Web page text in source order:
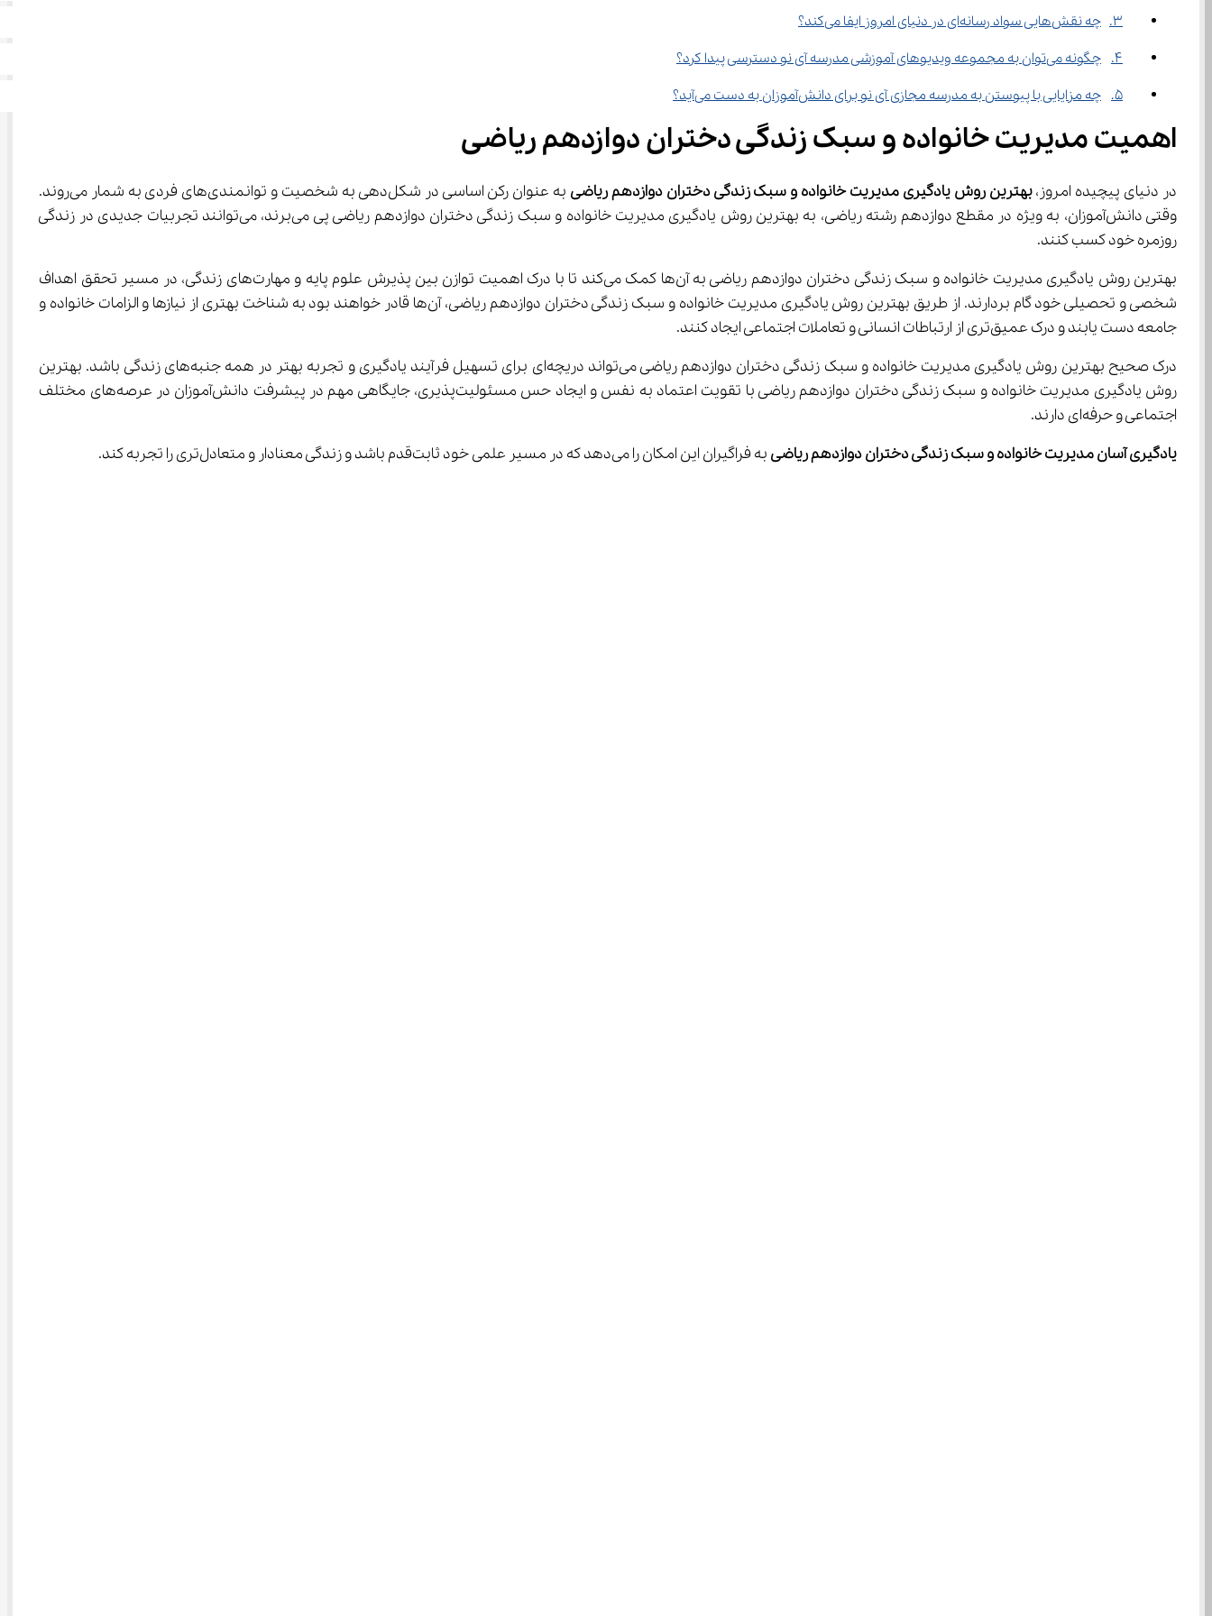
3.	چه نقش‌هایی سواد رسانه‌ای در دنیای امروز ایفا می‌کند؟
4.	چگونه می‌توان به مجموعه ویدیوهای آموزشی مدرسه آی نو دسترسی پیدا کرد؟
5.	چه مزایایی با پیوستن به مدرسه مجازی آی نو برای دانش‌آموزان به دست می‌آید؟
اهمیت مدیریت خانواده و سبک زندگی دختران دوازدهم ریاضی
در دنیای پیچیده امروز، بهترین روش یادگیری مدیریت خانواده و سبک زندگی دختران دوازدهم ریاضی
به عنوان رکن اساسی در شکل‌دهی به شخصیت و توانمندی‌های فردی به شمار می‌روند.
وقتی دانش‌آموزان، به ویژه در مقطع دوازدهم رشته ریاضی، به بهترین روش یادگیری مدیریت خانواده و سبک زندگی دختران دوازدهم ریاضی پی می‌برند، می‌توانند تجربیات جدیدی در زندگی
روزمره خود کسب کنند.
بهترین روش یادگیری مدیریت خانواده و سبک زندگی دختران دوازدهم ریاضی به آن‌ها کمک می‌کند تا با درک اهمیت توازن بین پذیرش علوم پایه و مهارت‌های زندگی، در مسیر تحقق اهداف
شخصی و تحصیلی خود گام بردارند. از طریق بهترین روش یادگیری مدیریت خانواده و سبک زندگی دختران دوازدهم ریاضی، آن‌ها قادر خواهند بود به شناخت بهتری از نیازها و الزامات خانواده و
جامعه دست یابند و درک عمیق‌تری از ارتباطات انسانی و تعاملات اجتماعی ایجاد کنند.
درک صحیح بهترین روش یادگیری مدیریت خانواده و سبک زندگی دختران دوازدهم ریاضی می‌تواند دریچه‌ای برای تسهیل فرآیند یادگیری و تجربه بهتر در همه جنبه‌های زندگی باشد. بهترین
روش یادگیری مدیریت خانواده و سبک زندگی دختران دوازدهم ریاضی با تقویت اعتماد به نفس و ایجاد حس مسئولیت‌پذیری، جایگاهی مهم در پیشرفت دانش‌آموزان در عرصه‌های مختلف
اجتماعی و حرفه‌ای دارند.
یادگیری آسان مدیریت خانواده و سبک زندگی دختران دوازدهم ریاضی به فراگیران این امکان را می‌دهد که در مسیر علمی خود ثابت‌قدم باشد و زندگی معنا‌دار و متعادل‌تری را تجربه کند.